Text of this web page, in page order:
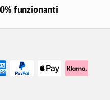
funzionanti